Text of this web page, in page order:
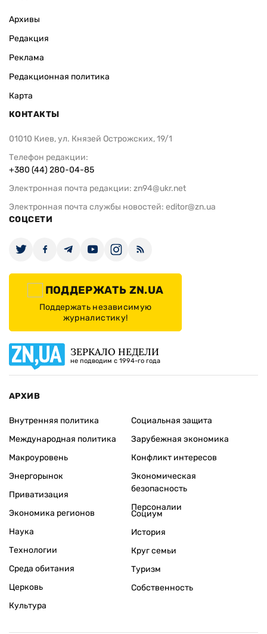
Архивы
Редакция
Реклама
Редакционная политика
Карта
КОНТАКТЫ
01010 Киев, ул. Князей Острожских, 19/1
Телефон редакции:
+380 (44) 280-04-85
Электронная почта редакции: zn94@ukr.net
Электронная почта службы новостей: editor@zn.ua
СОЦСЕТИ
ПОДДЕРЖАТЬ ZN.UA
Поддержать независимую
журналистику!
ЗЕРКАЛО НЕДЕЛИ
не подводим с 1994-го года
АРХИВ
Внутренняя политика
Международная политика
Макроуровень
Энергорынок
Приватизация
Экономика регионов
Социальная защита
Зарубежная экономика
Конфликт интересов
Экономическая
безопасность
Персоналии
Наука
Технологии
Среда обитания
Церковь
Культура
Социум
История
Круг семьи
Туризм
Собственность